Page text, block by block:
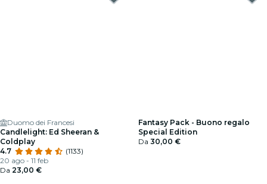
Duomo dei Francesi
Candlelight: Ed Sheeran &
Coldplay
4.7
(1133)
20 ago - 11 feb
Da 23,00 €
Fantasy Pack - Buono regalo
Special Edition
Da 30,00 €